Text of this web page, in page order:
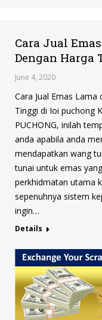
Cara Jual
Dengan
June 4, 2020
Cara Jual Emas
Tinggi di Ioi puchong
PUCHONG, inilah
anda apabila anda
mendapatkan wang
tunai untuk emas
perkhidmatan utama
sepenuhnya sistem
ingin…
Details